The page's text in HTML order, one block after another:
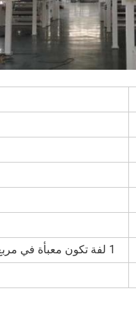
1 لفة تكون معبأة في مربع داخلي، 24 مربع داخلي معبأة في صندوق واحد